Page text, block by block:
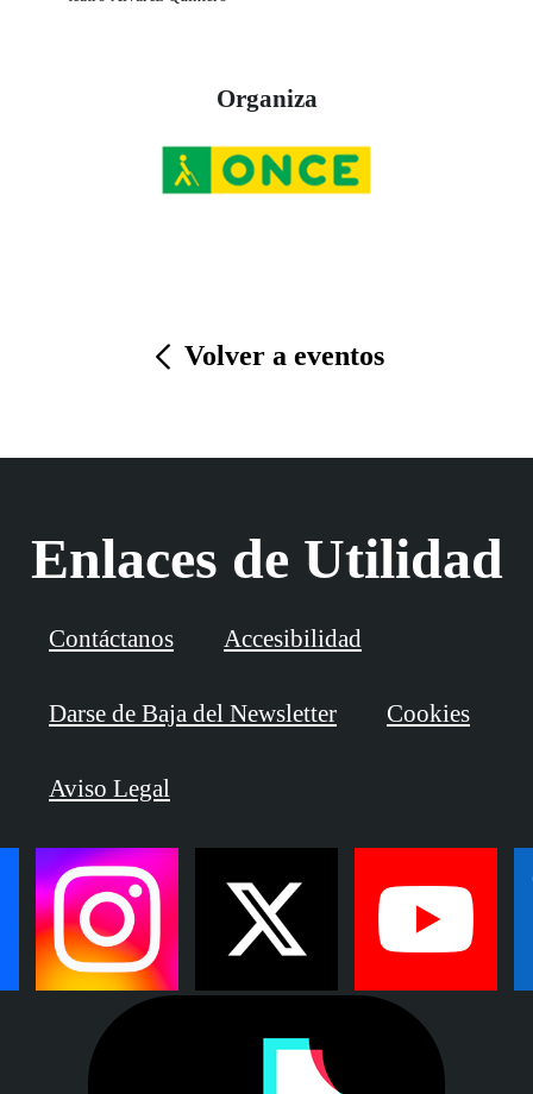
Organiza
Volver a eventos
Enlaces de Utilidad
Contáctanos Accesibilidad
Darse de Baja del Newsletter Cookies
Aviso Legal